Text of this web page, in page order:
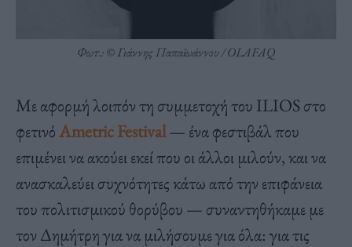
Φωτ.: © Γιάννης Παπαϊωάννου / OLAFAQ
Με αφορμή λοιπόν τη συμμετοχή του ILIOS στο
φετινόAmetric Festival— ένα φεστιβάλ που
επιμένει να ακούει εκεί που οι άλλοι μιλούν, και να
ανασκαλεύει συχνότητες κάτω από την επιφάνεια
του πολιτισμικού θορύβου — συναντηθήκαμε με
τον Δημήτρη για να μιλήσουμε για όλα: για τις